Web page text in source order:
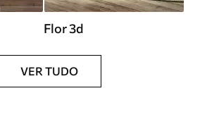
Flor 3d
VER TUDO